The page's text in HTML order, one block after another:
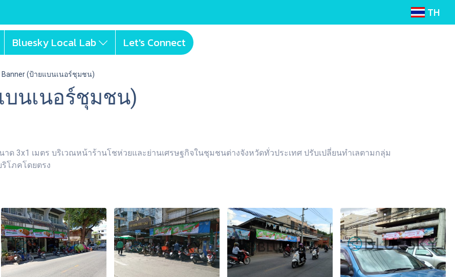
TH
Bluesky Local Lab Let's Connect
Banner (ป้ายแบนเนอร์ชุมชน)
บนเนอร์ชุมชน)
าด 3x1 เมตร บริเวณหน้าร้านโชห่วยและย่านเศรษฐกิจในชุมชนต่างจังหวัดทั่วประเทศ ปรับเปลี่ยนทำเลตามกลุ่ม
ริโภคโดยตรง